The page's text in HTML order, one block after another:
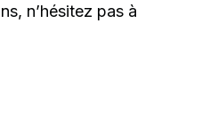
n’hésitez pas à